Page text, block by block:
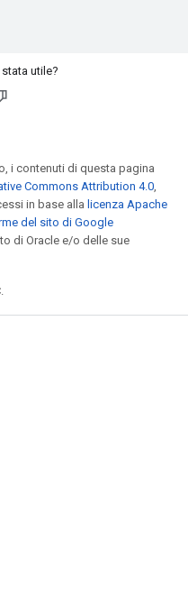
utile?
i contenuti di questa pagina
Commons Attribution 4.0,
in base alla licenza Apache
del sito di Google
di Oracle e/o delle sue